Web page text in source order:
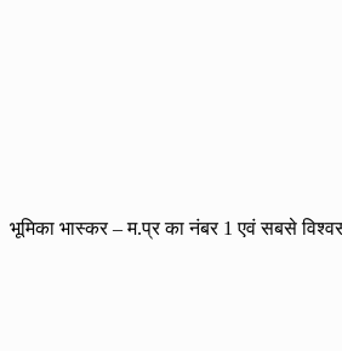
भूमिका भास्कर – म.प्र का नंबर 1 एवं सबसे